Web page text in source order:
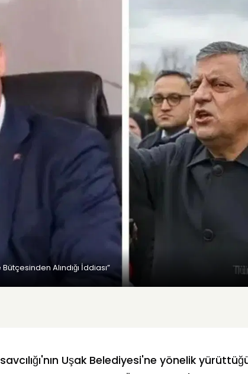
Alındığı İddiası”
Uşak Belediyesi'ne yönelik